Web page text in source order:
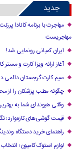
جدید
مهاجرت با برنامه کانادا
مهاجریست
ایران کمپانی رونمایی شد!
آغاز ارائه ویزا کارت و مستر
سیم کارت گرجستان دائمی
چگونه مطب پزشکان را از
وقتی هیوندای شما به
قیمت گوشی‌های تازه‌وارد؛
راهنمای خرید دستگاه
لوازم استوک کامیون؛